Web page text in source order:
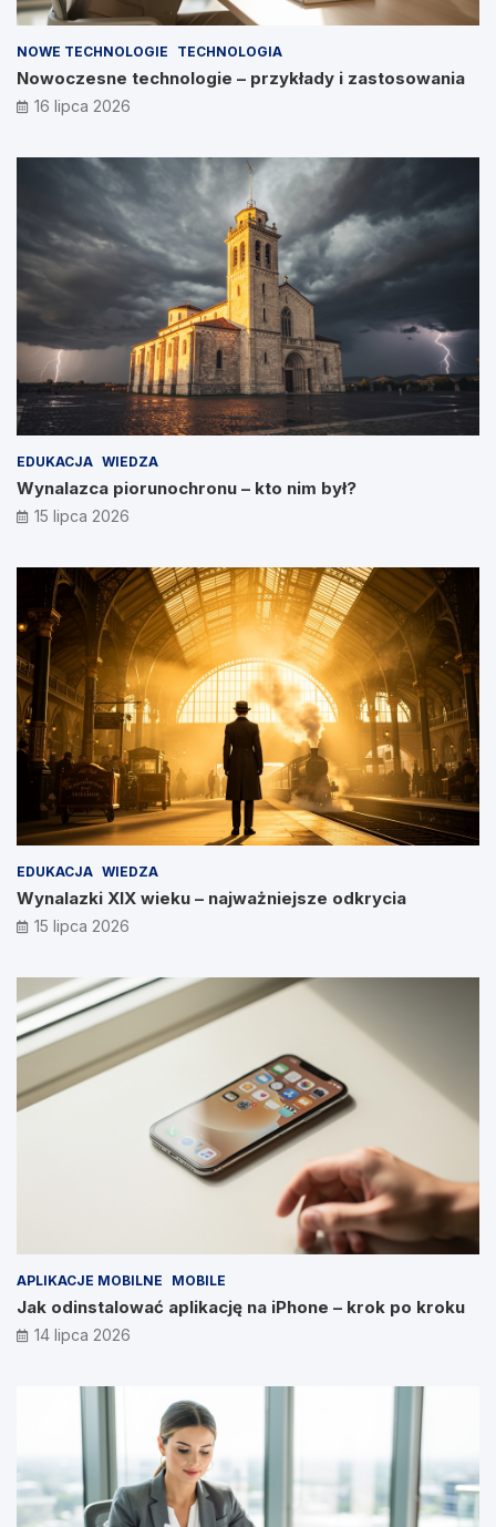
NOWE TECHNOLOGIE TECHNOLOGIA
Nowoczesne technologie – przykłady i zastosowania
16 lipca 2026
EDUKACJA WIEDZA
Wynalazca piorunochronu – kto nim był?
15 lipca 2026
EDUKACJA WIEDZA
Wynalazki XIX wieku – najważniejsze odkrycia
15 lipca 2026
APLIKACJE MOBILNE MOBILE
Jak odinstalować aplikację na iPhone – krok po kroku
14 lipca 2026